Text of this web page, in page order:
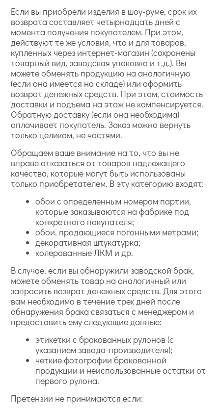
Если вы приобрели изделия в шоу-руме, срок их
возврата составляет четырнадцать дней с
момента получения покупателем. При этом,
действуют те же условия, что и для товаров,
купленных через интернет-магазин (сохранены
товарный вид, заводская упаковка и т.д.). Вы
можете обменять продукцию на аналогичную
(если она имеется на складе) или оформить
возврат денежных средств. При этом, стоимость
доставки и подъема на этаж не компенсируется.
Обратную доставку (если она необходима)
оплачивает покупатель. Заказ можно вернуть
только целиком, не частями.
Обращаем ваше внимание на то, что вы не
вправе отказаться от товаров надлежащего
качества, которые могут быть использованы
только приобретателем. В эту категорию входят:
обои с определенным номером партии,
которые заказываются на фабрике под
конкретного покупателя;
обои, продающиеся погонными метрами;
декоративная штукатурка;
колерованные ЛКМ и др.
В случае, если вы обнаружили заводской брак,
можете обменять товар на аналогичный или
запросить возврат денежных средств. Для этого
вам необходимо в течение трех дней после
обнаружения брака связаться с менеджером и
предоставить ему следующие данные:
этикетки с бракованных рулонов (с
указанием завода-производителя);
четкие фотографии бракованной
продукции и неиспользованные остатки от
первого рулона.
Претензии не принимаются если: